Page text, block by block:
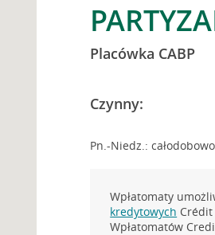
Placówka CABP
Czynny:
Pn.-Niedz.: całodobowo
Wpłatomaty
kredytowych
Wpłatomatów